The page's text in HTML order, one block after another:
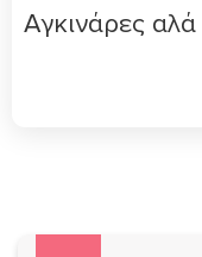
Αγκινάρες